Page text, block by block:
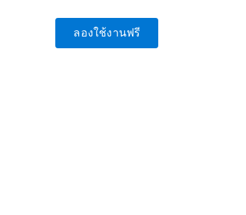
ลองใช้งานฟรี